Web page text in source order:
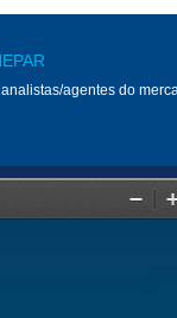
agentes do